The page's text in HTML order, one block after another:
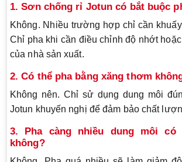
1. Sơn chống rỉ Jotun có bắt buộc
Không. Nhiều trường hợp chỉ cần
Chỉ pha khi cần điều chỉnh độ nhớt
của nhà sản xuất.
2. Có thể pha bằng xăng thơm
Không nên. Chỉ sử dụng dung môi
Jotun khuyến nghị để đảm bảo chất
3. Pha càng nhiều dung môi
không?